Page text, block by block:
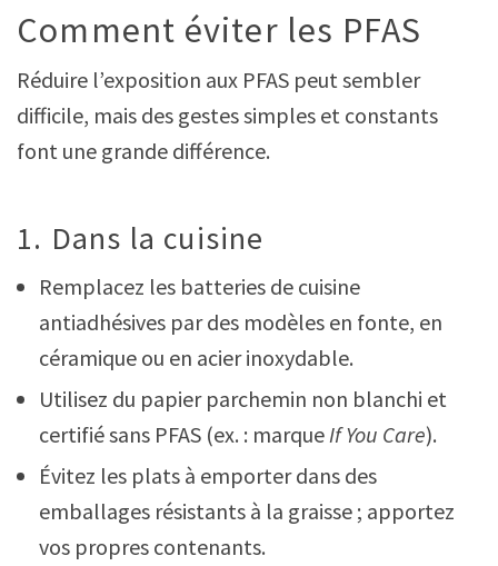
Comment éviter les PFAS
Réduire l’exposition aux PFAS peut sembler
difficile, mais des gestes simples et constants
font une grande différence.
1. Dans la cuisine
Remplacez les batteries de cuisine
antiadhésives par des modèles en fonte, en
céramique ou en acier inoxydable.
Utilisez du papier parchemin non blanchi et
certifié sans PFAS (ex. : marque If You Care).
Évitez les plats à emporter dans des
emballages résistants à la graisse ; apportez
vos propres contenants.